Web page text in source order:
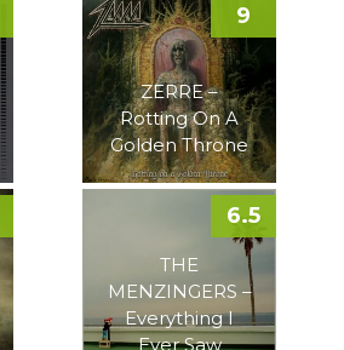
ZERRE –
Rotting On A
Golden Throne
9
THE
MENZINGERS –
Everything I
Ever Saw
6.5